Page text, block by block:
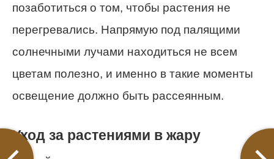
позаботиться о том, чтобы растения не
перегревались. Напрямую под палящими
солнечными лучами находиться не всем
цветам полезно, и именно в такие моменты
освещение должно быть рассеянным.
Уход за растениями в жару